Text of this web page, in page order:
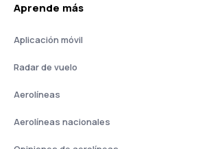
Aprende más
Aplicación móvil
Radar de vuelo
Aerolíneas
Aerolíneas nacionales